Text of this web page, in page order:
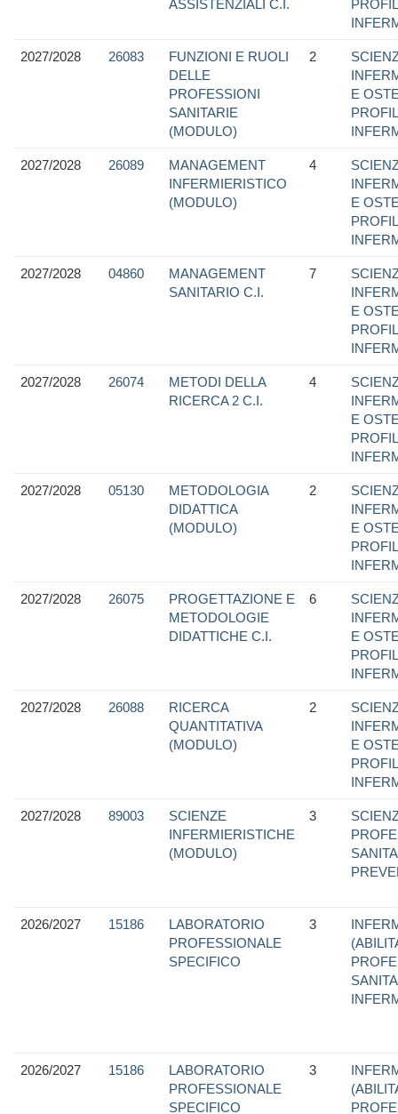
ASSISTENZIALI C.I.
2027/2028 26083
FUNZIONI E RUOLI
DELLE
PROFESSIONI
SANITARIE
(MODULO)
2
E
2027/2028 26089
MANAGEMENT
INFERMIERISTICO
(MODULO)
4
E
2027/2028 04860
MANAGEMENT
SANITARIO C.I.
7
E
2027/2028 26074
METODI DELLA
RICERCA 2 C.I.
4
E
2027/2028 05130
METODOLOGIA
DIDATTICA
(MODULO)
2
E
2027/2028 26075
PROGETTAZIONE E
METODOLOGIE
DIDATTICHE C.I.
6
E
2027/2028 26088
RICERCA
QUANTITATIVA
(MODULO)
2
E
2027/2028 89003
SCIENZE
INFERMIERISTICHE
(MODULO)
3
2026/2027 15186
LABORATORIO
PROFESSIONALE
SPECIFICO
3
2026/2027 15186
LABORATORIO
PROFESSIONALE
SPECIFICO
3